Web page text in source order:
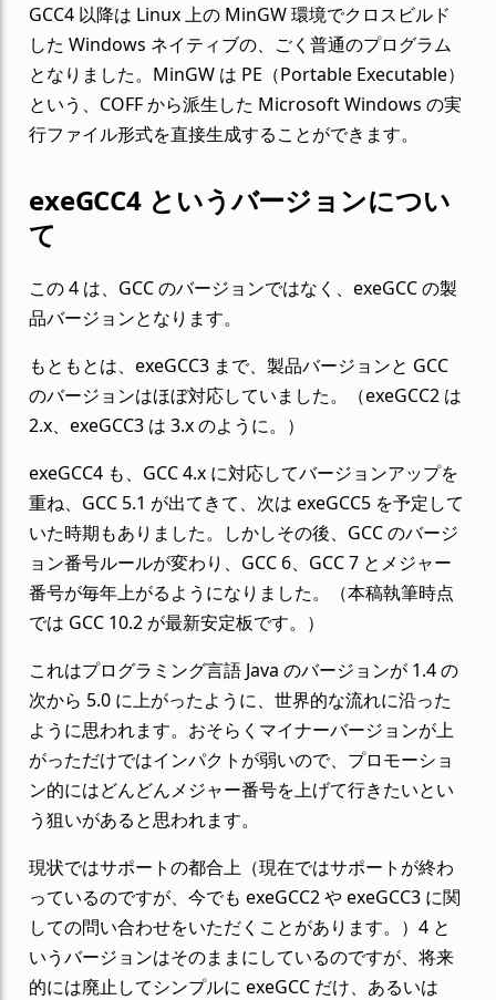
GCC4 以降は Linux 上の MinGW 環境でクロスビルド
した Windows ネイティブの、ごく普通のプログラム
となりました。MinGW は PE（Portable Executable）
という、COFF から派生した Microsoft Windows の実
行ファイル形式を直接生成することができます。
exeGCC4 というバージョンについ
て
この 4 は、GCC のバージョンではなく、exeGCC の製
品バージョンとなります。
もともとは、exeGCC3 まで、製品バージョンと GCC
のバージョンはほぼ対応していました。（exeGCC2 は
2.x、exeGCC3 は 3.x のように。）
exeGCC4 も、GCC 4.x に対応してバージョンアップを
重ね、GCC 5.1 が出てきて、次は exeGCC5 を予定して
いた時期もありました。しかしその後、GCC のバージ
ョン番号ルールが変わり、GCC 6、GCC 7 とメジャー
番号が毎年上がるようになりました。（本稿執筆時点
では GCC 10.2 が最新安定板です。）
これはプログラミング言語 Java のバージョンが 1.4 の
次から 5.0 に上がったように、世界的な流れに沿った
ように思われます。おそらくマイナーバージョンが上
がっただけではインパクトが弱いので、プロモーショ
ン的にはどんどんメジャー番号を上げて行きたいとい
う狙いがあると思われます。
現状ではサポートの都合上（現在ではサポートが終わ
っているのですが、今でも exeGCC2 や exeGCC3 に関
しての問い合わせをいただくことがあります。）4 と
いうバージョンはそのままにしているのですが、将来
的には廃止してシンプルに exeGCC だけ、あるいは